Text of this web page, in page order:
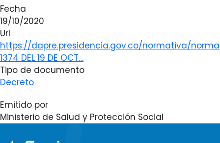
Fecha
19/10/2020
Url
https://dapre.presidencia.gov.co/normativa/
1374 DEL 19 DE OCT…
Tipo de documento
Decreto
Emitido por
Ministerio de Salud y Protección Social